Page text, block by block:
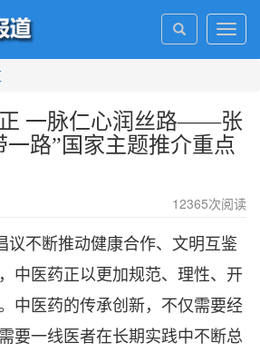
一脉仁心润丝路——张
一路”国家主题推介重点
12365次阅读
不断推动健康合作、文明互鉴
中医药正以更加规范、理性、开
中医药的传承创新，不仅需要经
要一线医者在长期实践中不断总